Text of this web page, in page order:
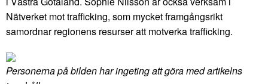
Nätverket mot trafficking, som mycket framgångsrikt
samordnar regionens resurser att motverka trafficking.
Personerna på bilden har ingeting att göra med artikelns